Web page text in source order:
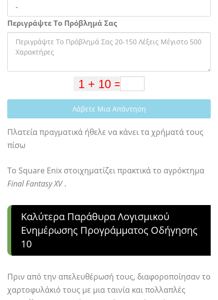
Περιγράψτε Το Πρόβλημά Σας
Λάβετε Μια Απάντηση
Πλατεία πραγματικά ήθελε να κάνει τα χρήματά τους
πίσω
Το Square Enix στοιχηματίζει πρακτικά το αγρόκτημα
Final Fantasy XV.
Καλύτερα Παράθυρα Λογισμικού
Ενημέρωσης Προγράμματος Οδήγησης
10
Πριν από την απελευθέρωσή τους, διαφοροποίησαν το
χαρτοφυλάκιό τους με μια ταινία και πολλαπλές